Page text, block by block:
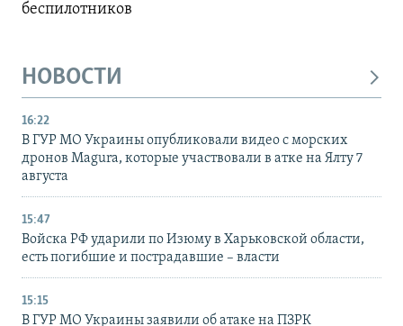
беспилотников
НОВОСТИ
16:22
В ГУР МО Украины опубликовали видео с морских
дронов Magura, которые участвовали в атке на Ялту 7
августа
15:47
Войска РФ ударили по Изюму в Харьковской области,
есть погибшие и пострадавшие – власти
15:15
В ГУР МО Украины заявили об атаке на ПЗРК